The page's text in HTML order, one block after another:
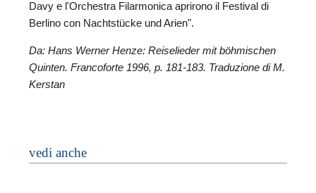
Davy e l'Orchestra Filarmonica aprirono il Festival di
Berlino con Nachtstücke und Arien".
Da: Hans Werner Henze: Reiselieder mit böhmischen
Quinten. Francoforte 1996, p. 181-183. Traduzione di M.
Kerstan
vedi anche